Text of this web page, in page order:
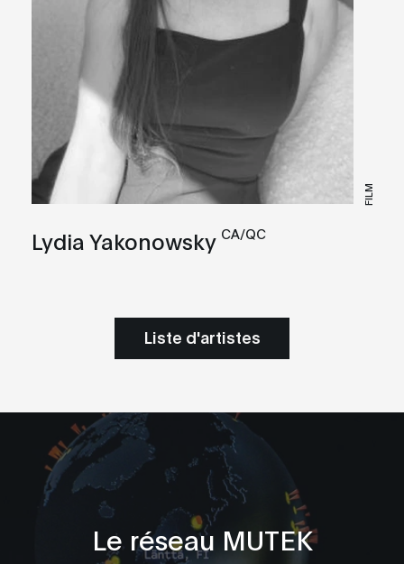
FILM
Lydia Yakonowsky CA/QC
Liste d'artistes
Le réseau MUTEK